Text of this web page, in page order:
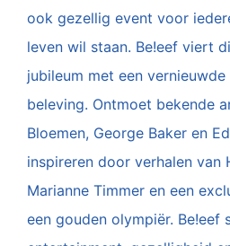
ook gezellig event voor
leven wil staan. Be!eef viert
jubileum met een
beleving. Ontmoet bekende
Bloemen, George Baker en
inspireren door verhalen van
Marianne Timmer en een
een gouden olympiër. Be!eef